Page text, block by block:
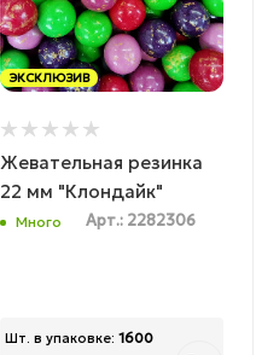
ЭКСКЛЮЗИВ
Жевательная резинка
22 мм "Клондайк"
Много Арт.: 2282306
Шт. в упаковке: 1600